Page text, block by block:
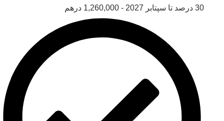
30 درصد تا سپتابر 2027 - 1,260,000 درهم